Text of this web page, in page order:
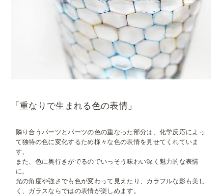
「重なりで生まれる色の表情」
隣り合うパーツとパーツの色の重なった部分は、化学反応によっ
て独特の色に変化するため様々な色の表情を見せてくれていま
す。
また、色に奥行きがでるのでいっそう味わい深く魅力的な表情
に。
光の角度や強さでも色が変わって見えたり、カラフルな影も美し
く、ガラスならではの表情が楽しめます。